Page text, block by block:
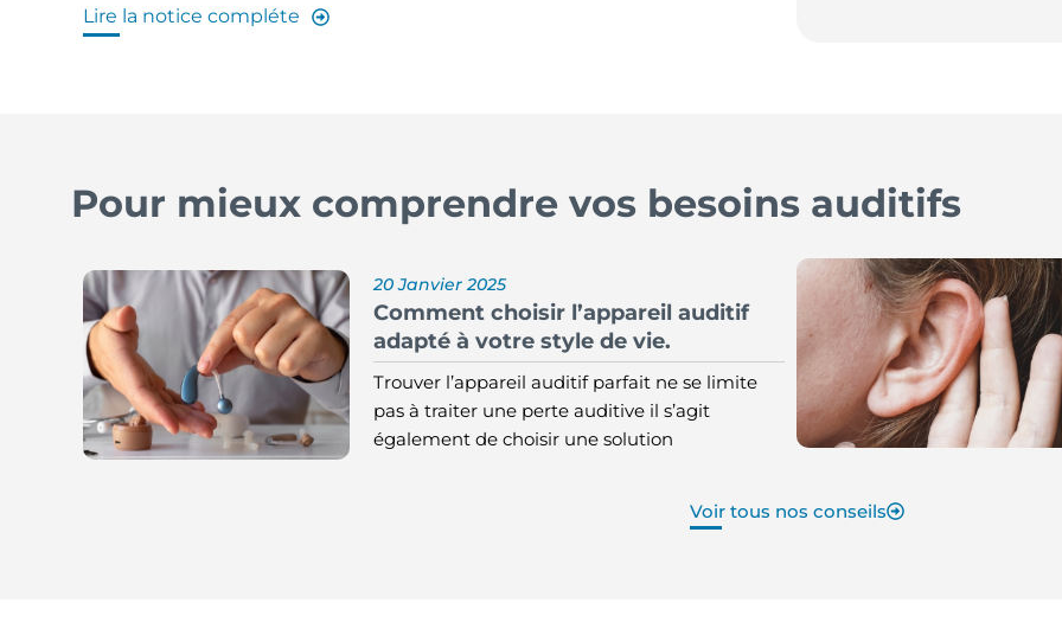
Lire la notice compléte
Pour mieux comprendre vos besoins auditifs
20 Janvier 2025
Comment choisir l’appareil auditif
adapté à votre style de vie.
Trouver l’appareil auditif parfait ne se limite
pas à traiter une perte auditive il s’agit
également de choisir une solution
Voir tous nos conseils